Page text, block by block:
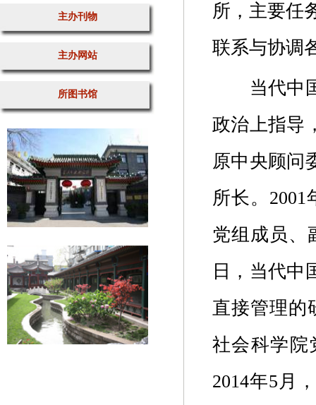
主办刊物
主办网站
所图书馆
所，主要任
联系与协调
当代中
政治上指导
原中央顾问
所长。
党组成员、
日，当代中
直接管理的
社会科学院
2014年5月